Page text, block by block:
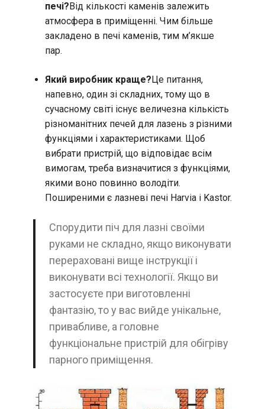
печі?Від кількості каменів залежить
атмосфера в приміщенні. Чим більше
закладено в печі каменів, тим м’якше
пар.
Який виробник краще?Це питання,
напевно, один зі складних, тому що в
сучасному світі існує величезна кількість
різноманітних печей для лазень з різними
функціями і характеристиками. Щоб
вибрати пристрій, що відповідає всім
вимогам, треба визначитися з функціями,
якими воно повинно володіти.
Поширеними є лазневі печі Harvia і Kastor.
Спорудити піч для лазні своїми
руками не складно, якщо виконувати
перераховані вище інструкції і
виконувати всі технології. Якщо ви
застосуєте при виготовленні
фантазію, то у вас вийде унікальне,
привабливе, а головне
функціональне пристрій для обігріву
парного приміщення.